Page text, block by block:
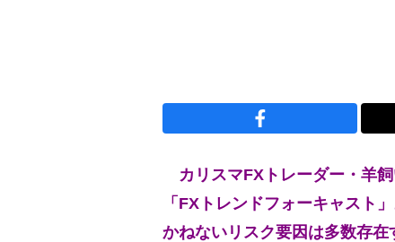
カリスマFXトレーダー・羊
「FXトレンドフォーキャスト
かねないリスク要因は多数存在